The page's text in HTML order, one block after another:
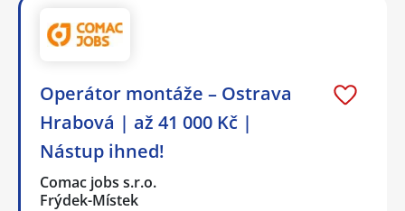
Operátor montáže – Ostrava
Hrabová | až 41 000 Kč |
Nástup ihned!
Comac jobs s.r.o.
Frýdek-Místek